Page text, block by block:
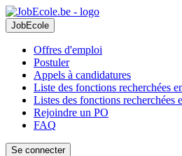
JobEcole
Offres d'emploi
Postuler
Appels à candidatures
Liste des fonctions recherchées
Listes des fonctions recherchées
Rejoindre un PO
FAQ
Se connecter